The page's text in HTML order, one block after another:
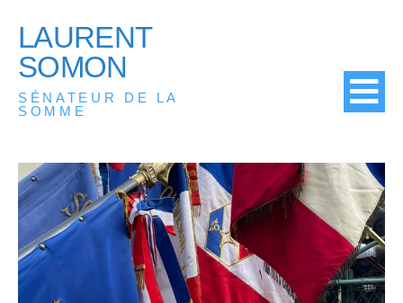
LAURENT
SOMON
SÉNATEUR DE LA
SOMME